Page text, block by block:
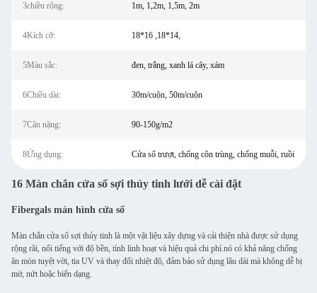
3chiều rộng: 1m, 1,2m, 1,5m, 2m
4Kích cỡ: 18*16 ,18*14,
5Màu sắc: đen, trắng, xanh lá cây, xám
6Chiều dài: 30m/cuộn, 50m/cuộn
7Cân nặng: 90-150g/m2
8Ứng dụng: Cửa sổ trượt, chống côn trùng, chống muỗi, ruồi
16 Màn chắn cửa sổ sợi thủy tinh lưới dễ cài đặt
Fibergals màn hình cửa sổ
Màn chắn cửa sổ sợi thủy tinh là một vật liệu xây dựng và cải thiện nhà được sử dụng
rộng rãi, nổi tiếng với độ bền, tính linh hoạt và hiệu quả chi phí.nó có khả năng chống
ăn mòn tuyệt vời, tia UV và thay đổi nhiệt độ, đảm bảo sử dụng lâu dài mà không dễ bị
mờ, nứt hoặc biến dạng.